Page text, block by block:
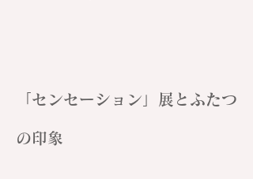
「センセーション」展とふたつ
の印象